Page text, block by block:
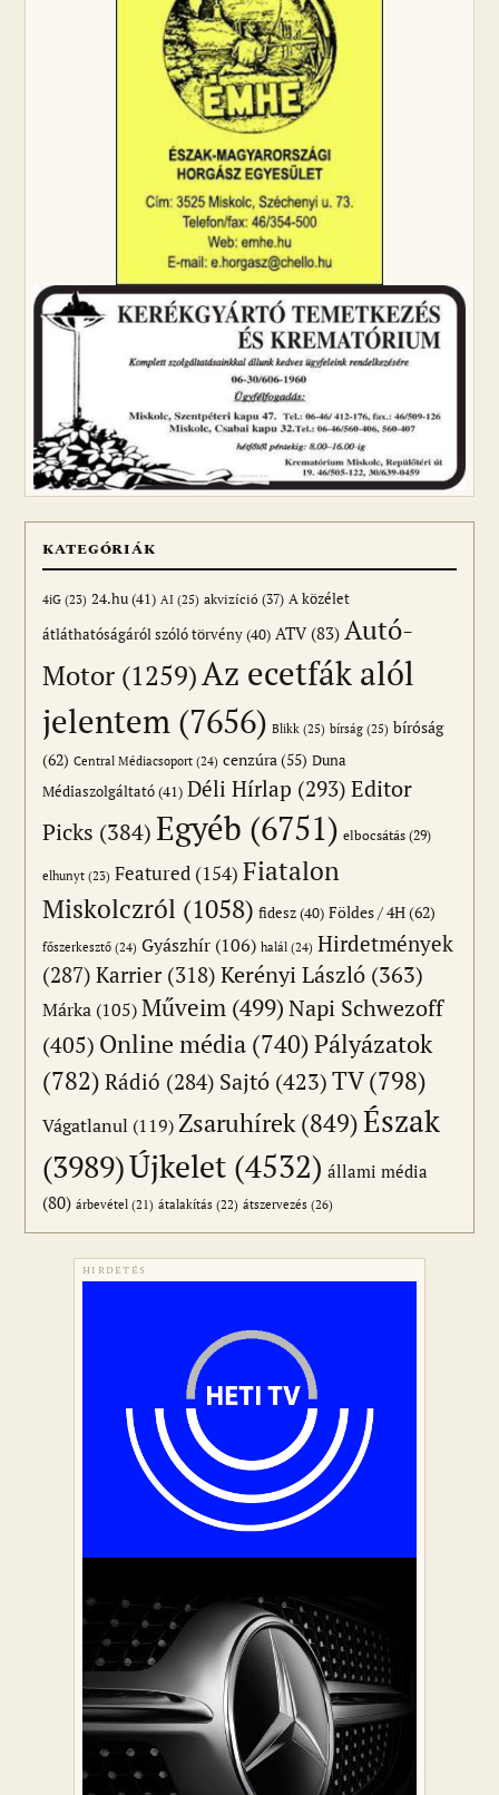
KATEGÓRIÁK
4iG (23) 24.hu(41) AI (25) akvizíció (37) A közélet
átláthatóságáról szóló törvény(40) ATV(83) Autó-
Motor (1259)Az ecetfák alól
jelentem (7656) Blikk (25) bírság (25) bíróság
(62) Central Médiacsoport (24) cenzúra(55) Duna
Médiaszolgáltató(41) Déli Hírlap (293) Editor
Picks (384)Egyéb (6751) elbocsátás (29)
elhunyt (23) Featured (154) Fiatalon
Miskolczról (1058) fidesz(40) Földes / 4H(62)
főszerkesztő (24) Gyászhír (106) halál (24) Hirdetmények
(287) Karrier(318) Kerényi László (363)
Márka (105) Műveim (499)Napi Schwezoff
(405) Online média (740)Pályázatok
(782) Rádió (284) Sajtó (423)TV(798)
Vágatlanul (119)Zsaruhírek(849)Észak
(3989)Újkelet (4532) állami média
(80) árbevétel (21) átalakítás (22) átszervezés (26)
HIRDETÉS